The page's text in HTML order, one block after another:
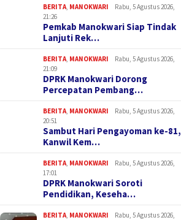
BERITA, MANOKWARI
Rabu, 5 Agustus 2026,
21:26
Pemkab Manokwari Siap Tindak
Lanjuti Rek…
BERITA, MANOKWARI
Rabu, 5 Agustus 2026,
21:09
DPRK Manokwari Dorong
Percepatan Pembang…
BERITA, MANOKWARI
Rabu, 5 Agustus 2026,
20:51
Sambut Hari Pengayoman ke-81,
Kanwil Kem…
BERITA, MANOKWARI
Rabu, 5 Agustus 2026,
17:01
DPRK Manokwari Soroti
Pendidikan, Keseha…
BERITA, MANOKWARI
Rabu, 5 Agustus 2026,